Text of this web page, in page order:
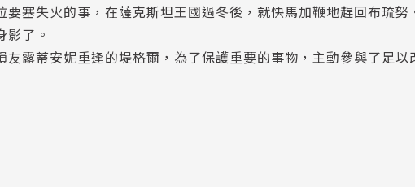
要塞失火的事，在薩克斯坦王國過冬後，就快馬加鞭地趕回布琉
影了。
友露蒂安妮重逢的堤格爾，為了保護重要的事物，主動參與了足以